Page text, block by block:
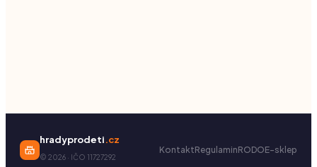
hradyprodeti.cz
© 2026 · IČO 11727292
KontaktRegulaminRODOE-sklep